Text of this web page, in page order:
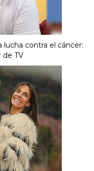
lucha contra el cáncer:
TV